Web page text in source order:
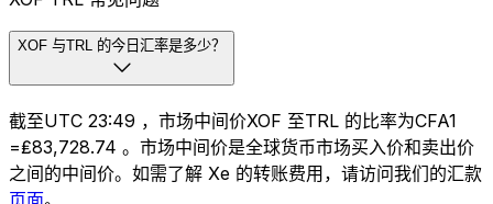
XOF 与TRL 的今日汇率是多少？
截至UTC 23:49 ，市场中间价XOF 至TRL 的比率为CFA1
=₤83,728.74 。市场中间价是全球货币市场买入价和卖出价
之间的中间价。如需了解 Xe 的转账费用，请访问我们的汇款